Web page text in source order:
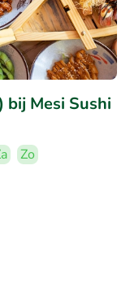
Mesi Sushi
Zo